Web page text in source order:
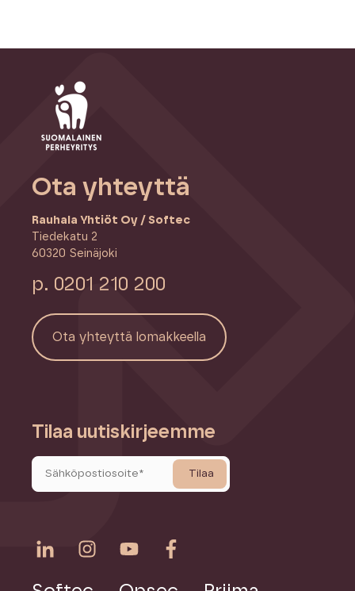
Ota yhteyttä
Rauhala Yhtiöt Oy / Softec
Tiedekatu 2
60320 Seinäjoki
p. 0201 210 200
Ota yhteyttä lomakkeella
Tilaa uutiskirjeemme